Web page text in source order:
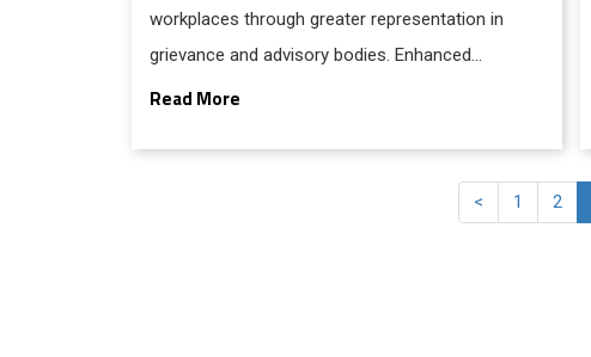
workplaces through greater representation in
grievance and advisory bodies. Enhanced
maternity support includes 26 weeks’ leave,
Read More
< 1 2